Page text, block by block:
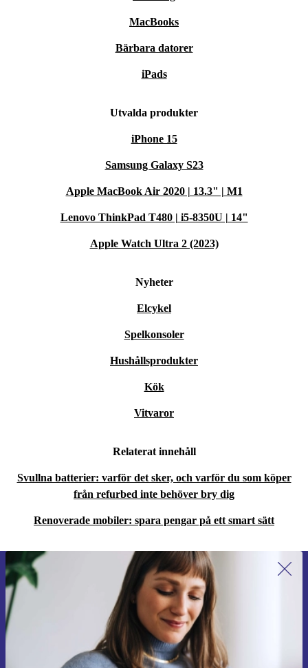
Vår refurbed Sony Xperia 10 Plus ser som alla våra
enheter precis ny ut och den fungerar som om den vore
dagars gratis provperiod och minst 1 års garanti.
MacBooks
Bärbara datorer
iPads
Utvalda produkter
iPhone 15
Samsung Galaxy S23
Apple MacBook Air 2020 | 13.3" | M1
Lenovo ThinkPad T480 | i5-8350U | 14"
Apple Watch Ultra 2 (2023)
Nyheter
Elcykel
Spelkonsoler
Hushållsprodukter
Kök
Vitvaror
Relaterat innehåll
Svullna batterier: varför det sker, och varför du som köper
från refurbed inte behöver bry dig
Renoverade mobiler: spara pengar på ett smart sätt
Anmäl dig till vårt nyhetsbrev för
första gången och spara 200 kr!
Missa aldrig ett erbjudande igen.